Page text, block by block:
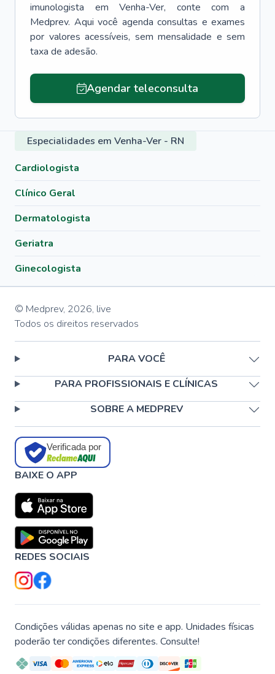
imunologista
em Venha-Ver, conte com a
Medprev. Aqui você agenda consultas e exames
por valores acessíveis, sem mensalidade e sem
taxa de adesão.
Agendar teleconsulta
Especialidades em Venha-Ver - RN
Cardiologista
Clínico Geral
Dermatologista
Geriatra
Ginecologista
© Medprev, 2026, live
Todos os direitos reservados
PARA VOCÊ
PARA PROFISSIONAIS E CLÍNICAS
SOBRE A MEDPREV
Verificada por
BAIXE O APP
REDES SOCIAIS
Condições válidas apenas no site e app. Unidades físicas
poderão ter condições diferentes. Consulte!